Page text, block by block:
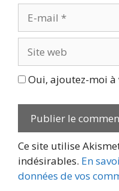
mail
web
Oui, ajoutez-moi
Ce site utilise
indésirables. En
données de vos